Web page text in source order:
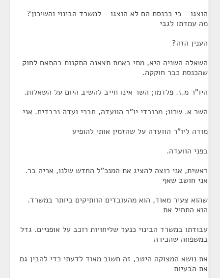
הוצגו - כי בכנסת הם לא הוצגו - למשרד הבינוי והשיכון?
מה עמדתו לגבי
הענין הזה?
השאלה השניה היא, מתי באמת תצאנה התקנות בהתאם לחוק
שהכנסת כבר חוקקה.
היו"ר מ.ז. פלדמו; השר אינו חייב להשיב היום על השאלות.
השר א. שרוו; מכובדי יו"ר הוועדה, חברי ועדה נכבדים. אני
מודה ליו"ר הוועדה על שהזמין אותי להופיע
בפני הוועדה.
ראשית, אני רוצה להציג את המנכ"ל החדש שלנו, אריה בר.
אני חושב שאף
שהוא צעיר מאוד, הוא מהעובדים הוותיקים ביותר במשרד.
הוא התחיל את
עבודתו במשרד הבינוי כנער שליחויות רוכב על אופניים. גדל
במשפחה שהכירה
את נושא המצוקה היטב, זה חשוב מאוד לדעתי כדי להבין גם
את הבעיות